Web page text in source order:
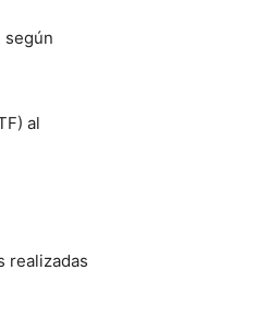
según
al
realizadas